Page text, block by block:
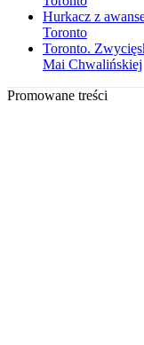
Hurkacz z
Toronto
Toronto.
Mai Chwalińskiej
Promowane treści